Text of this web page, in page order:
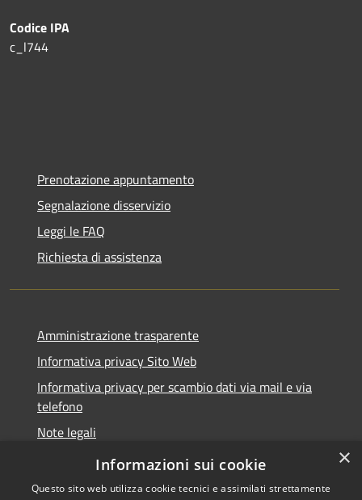
Codice IPA
c_l744
Prenotazione appuntamento
Segnalazione disservizio
Leggi le FAQ
Richiesta di assistenza
Amministrazione trasparente
Informativa privacy Sito Web
Informativa privacy per scambio dati via mail e via
telefono
Note legali
Dichiarazione di accessibilità
×
Informazioni sui cookie
Questo sito web utilizza cookie tecnici e assimilati strettamente